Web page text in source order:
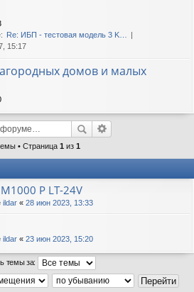
Re: ИБП - тестовая модель 3 K…
15:17
домов и малых
• Страница 1 из 1
P LT-24V
ildar « 28 июн 2023, 13:33
ildar « 23 июн 2023, 15:20
темы за: